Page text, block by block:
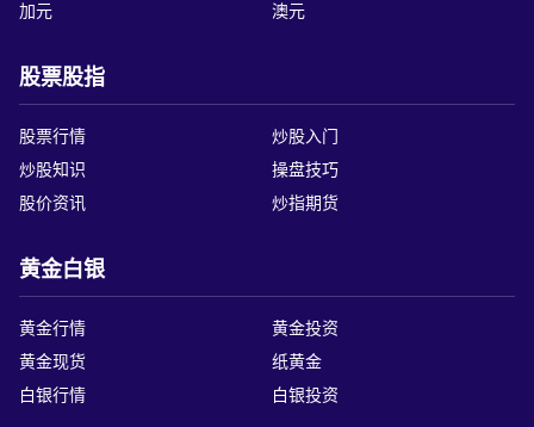
加元
澳元
股票股指
股票行情
炒股入门
炒股知识
操盘技巧
股价资讯
炒指期货
黄金白银
黄金行情
黄金投资
黄金现货
纸黄金
白银行情
白银投资